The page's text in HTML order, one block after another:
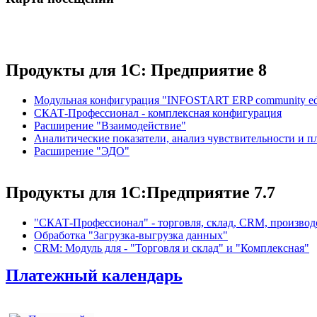
Продукты для 1С: Предприятие 8
Модульная конфигурация "INFOSTART ERP community
СКАТ-Профессионал - комплексная конфигурация
Расширение "Взаимодействие"
Аналитические показатели, анализ чувствительности и
Расширение "ЭДО"
Продукты для 1С:Предприятие 7.7
"СКАТ-Профессионал" - торговля, склад, CRM,
Обработка "Загрузка-выгрузка данных"
CRM: Модуль для - "Торговля и склад" и "Комплексная"
Платежный календарь